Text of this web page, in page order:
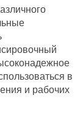
в
и рабочих